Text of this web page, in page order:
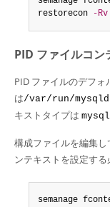
restorecon
-Rv
PID ファイルコン
PID ファイルのデフォ
は/var/run/
キストタイプは
構成ファイルを編集
ンテキストを設定す
semanage